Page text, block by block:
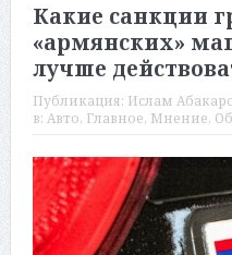
Какие санкции
«армянских»
лучше
Публикация: Ислам
в: Авто, Главное, Мнение,